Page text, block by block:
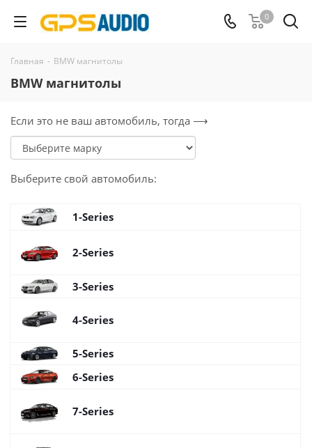
0
Главная - BMW магнитолы
BMW магнитолы
Если это не ваш автомобиль, тогда ⟶
Выберите свой автомобиль:
1-Series
2-Series
3-Series
4-Series
5-Series
6-Series
7-Series